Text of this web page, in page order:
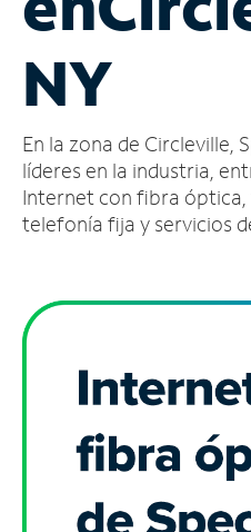
cuenta
Encuentra
tienda
NY
En la zona de Circleville,
líderes en la industria,
Internet con fibra óptica,
telefonía fija y servicios